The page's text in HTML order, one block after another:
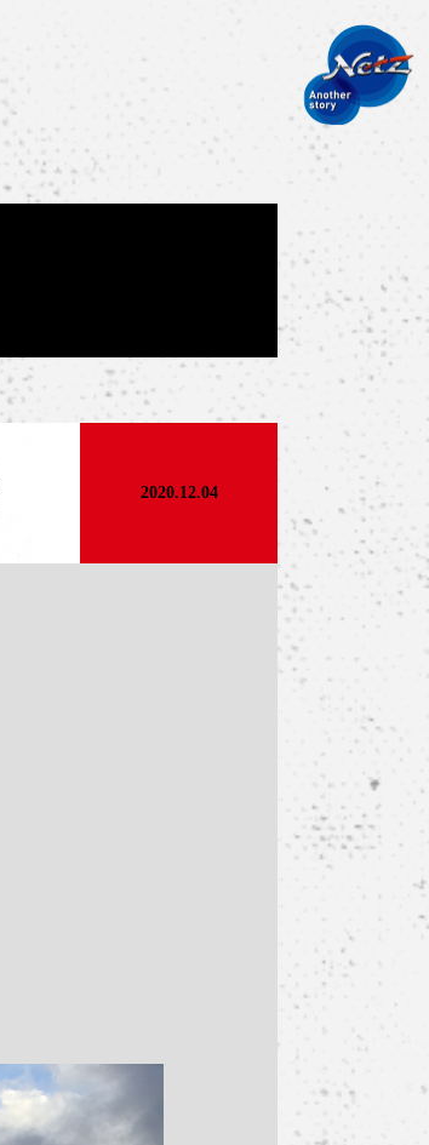
2020.12.04